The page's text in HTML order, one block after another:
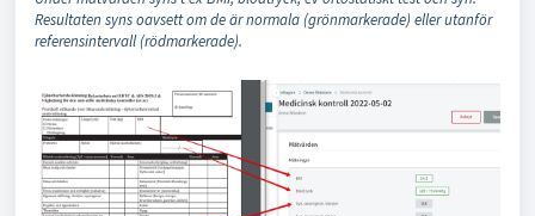
Resultaten syns oavsett om de är normala (grönmarkerade) eller utanför
referensintervall (rödmarkerade).